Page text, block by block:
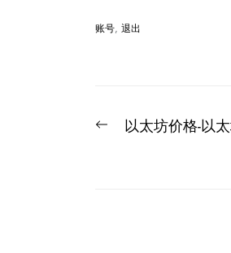
账号, 退出
文
Previous以太坊价格-以